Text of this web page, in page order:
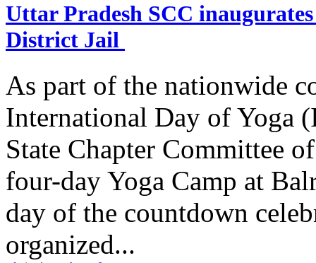
Uttar Pradesh SCC
District Jail
As part of the nationwide
International Day of Yoga
State Chapter Committee
four-day Yoga Camp at
day of the countdown
organized...